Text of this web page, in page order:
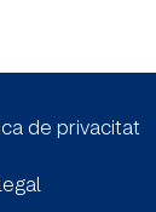
de privacitat